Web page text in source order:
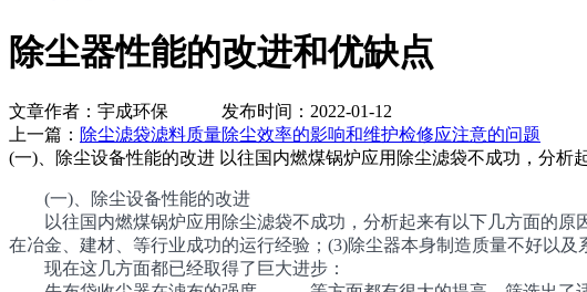
除尘器性能的改进和优缺点
文章作者：宇成环保 发布时间：2022-01-12
上一篇： 除尘滤袋滤料质量除尘效率的影响和维护检修应注意的问题 下
(一)、除尘设备性能的改进 以往国内燃煤锅炉应用除尘滤袋不成功，分
(一)、除尘设备性能的改进
以往国内燃煤锅炉应用除尘滤袋不成功，分析起来有以下几方面的原
在冶金、建材、等行业成功的运行经验；(3)除尘器本身制造质量不好以及
现在这几方面都已经取得了巨大进步：